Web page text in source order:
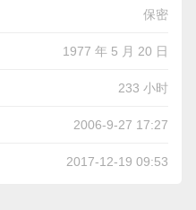
保密
1977 年 5 月 20 日
233 小时
2006-9-27 17:27
2017-12-19 09:53